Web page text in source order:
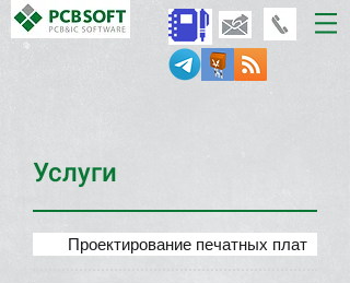
Услуги
Проектирование печатных плат